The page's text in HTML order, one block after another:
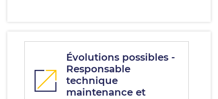
Évolutions possibles -
Responsable
technique
maintenance et